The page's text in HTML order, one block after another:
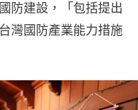
防建設，「包括提出
灣國防產業能力措施